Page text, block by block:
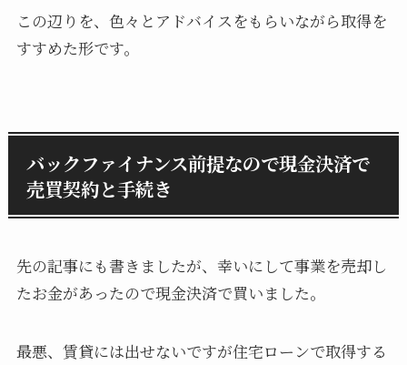
この辺りを、色々とアドバイスをもらいながら取得を
すすめた形です。
バックファイナンス前提なので現金決済で
売買契約と手続き
先の記事にも書きましたが、幸いにして事業を売却し
たお金があったので現金決済で買いました。
最悪、賃貸には出せないですが住宅ローンで取得する